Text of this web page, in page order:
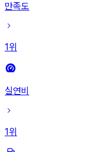
만족도
1위
실연비
1위